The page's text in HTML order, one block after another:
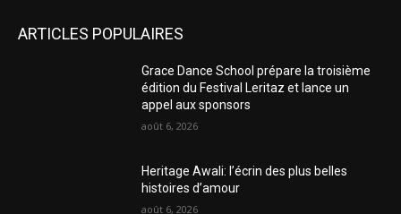
ARTICLES POPULAIRES
Grace Dance School prépare la troisième
édition du Festival Leritaz et lance un
appel aux sponsors
août 6, 2026
Heritage Awali: l’écrin des plus belles
histoires d’amour
août 6, 2026